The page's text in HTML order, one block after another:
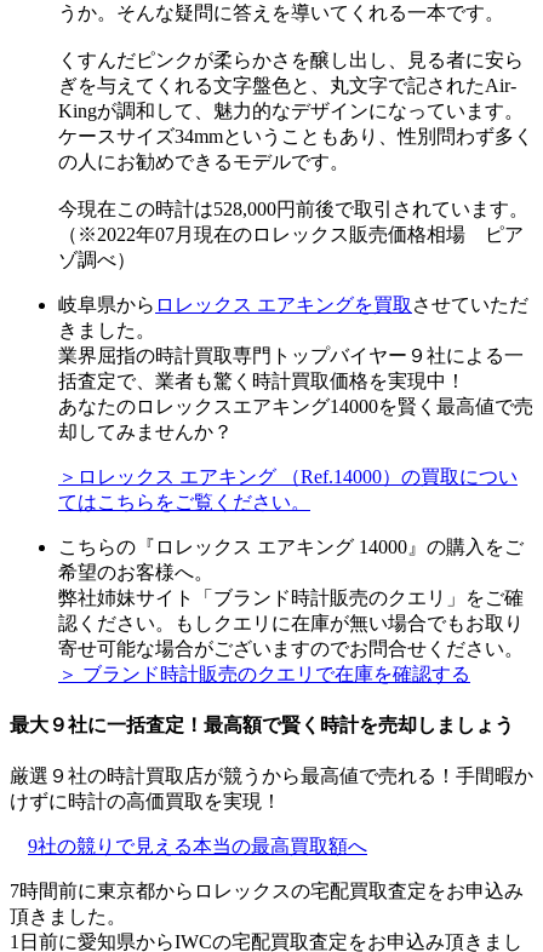
うか。そんな疑問に答えを導いてくれる一本です。
くすんだピンクが柔らかさを醸し出し、見る者に安ら
ぎを与えてくれる文字盤色と、丸文字で記されたAir-
Kingが調和して、魅力的なデザインになっています。
ケースサイズ34mmということもあり、性別問わず多く
の人にお勧めできるモデルです。
今現在この時計は528,000円前後で取引されています。
（※2022年07月現在のロレックス販売価格相場 ピア
ゾ調べ）
岐阜県から ロレックス エアキングを買取 させていただ
きました。
業界屈指の時計買取専門トップバイヤー９社による一
括査定で、業者も驚く時計買取価格を実現中！
あなたのロレックスエアキング14000を賢く最高値で売
却してみませんか？
＞ロレックス エアキング （Ref.14000）の買取につい
てはこちらをご覧ください。
こちらの『ロレックス エアキング 14000』の購入をご
希望のお客様へ。
弊社姉妹サイト「ブランド時計販売のクエリ」をご確
認ください。もしクエリに在庫が無い場合でもお取り
寄せ可能な場合がございますのでお問合せください。
＞ ブランド時計販売のクエリで在庫を確認する
最大９社に一括査定！ 最高額で賢く時計を売却しましょう
厳選９社の時計買取店が競うから最高値で売れる！手間暇か
けずに時計の高価買取を実現！
9社の競りで見える本当の最高買取額へ
7時間前に東京都からロレックスの宅配買取査定をお申込み
頂きました。
1日前に愛知県からIWCの宅配買取査定をお申込み頂きまし